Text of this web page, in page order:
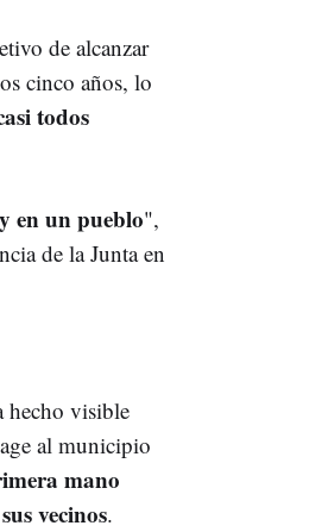
de alcanzar
cinco años, lo
todos
en un pueblo",
de la Junta en
hecho visible
al municipio
mano
vecinos.